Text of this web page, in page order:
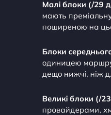
Малі блоки (/29
мають
поширеною на
Блоки
одиницею
дещо нижчі, ніж
Великі блоки (/
провайдерами,